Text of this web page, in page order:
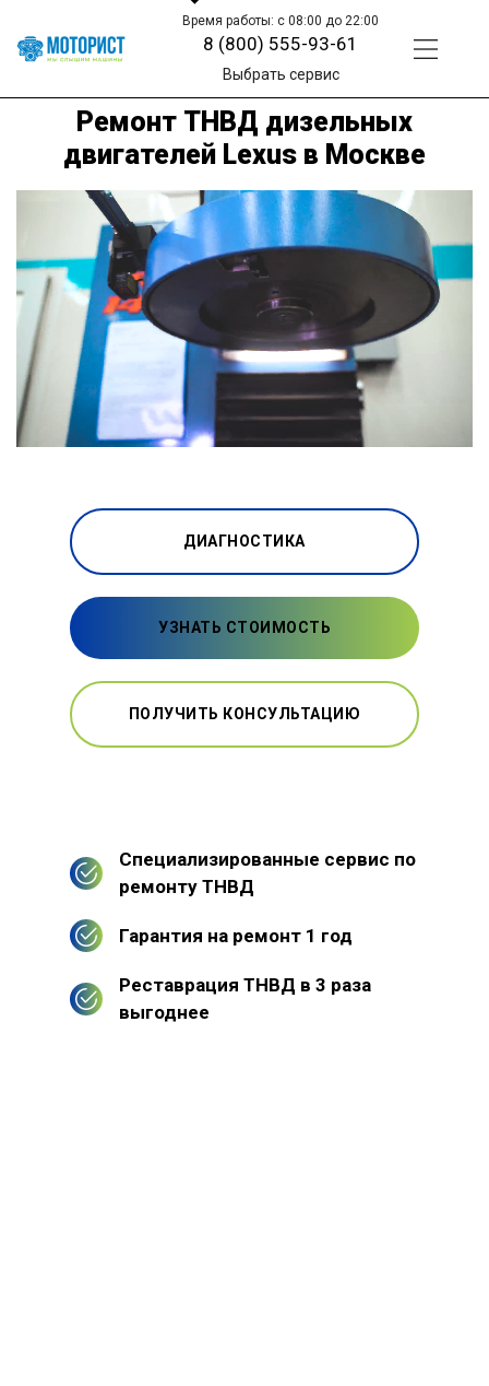
Время работы: с 08:00 до 22:00
8 (800) 555-93-61
Выбрать сервис
Ремонт ТНВД дизельных
двигателей Lexus в Москве
ДИАГНОСТИКА
УЗНАТЬ СТОИМОСТЬ
ПОЛУЧИТЬ КОНСУЛЬТАЦИЮ
Специализированные сервис по
ремонту ТНВД
Гарантия на ремонт 1 год
Реставрация ТНВД в 3 раза
выгоднее